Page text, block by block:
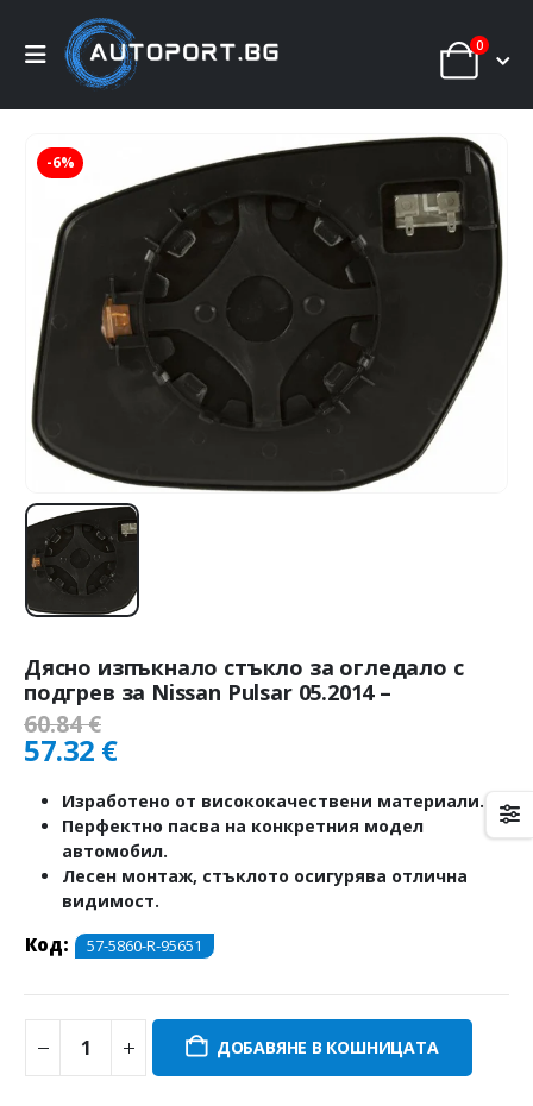
0
-6%
Дясно изпъкнало стъкло за огледало с
подгрев за Nissan Pulsar 05.2014 –
60.84€
57.32 €
Изработено от висококачествени материали.
Перфектно пасва на конкретния модел
автомобил.
Лесен монтаж, стъклото осигурява отлична
видимост.
Код: 57-5860-R-95651
ДОБАВЯНЕ В КОШНИЦАТА